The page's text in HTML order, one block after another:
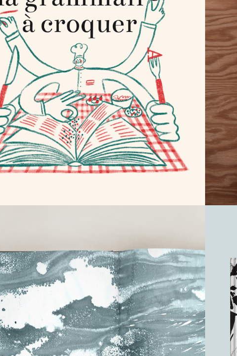
LA GRAMMAIRE À
CROQUER
ORIGINE NON
ANIMALE